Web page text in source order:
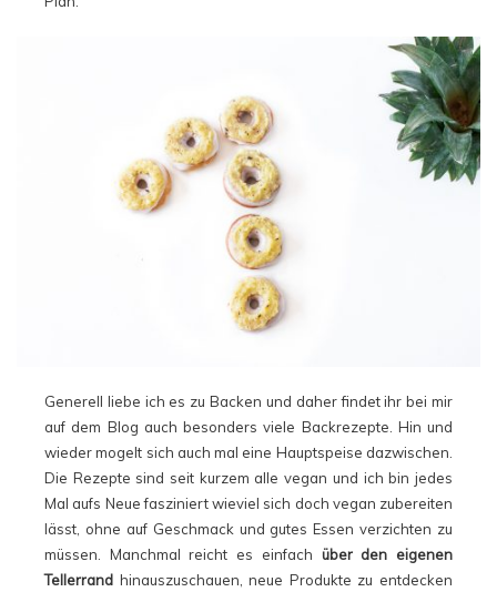
Generell liebe ich es zu Backen und daher findet ihr bei mir
auf dem Blog auch besonders viele Backrezepte. Hin und
wieder mogelt sich auch mal eine Hauptspeise dazwischen.
Die Rezepte sind seit kurzem alle vegan und ich bin jedes
Mal aufs Neue fasziniert wieviel sich doch vegan zubereiten
lässt, ohne auf Geschmack und gutes Essen verzichten zu
müssen. Manchmal reicht es einfach über den eigenen
Tellerrand hinauszuschauen, neue Produkte zu entdecken